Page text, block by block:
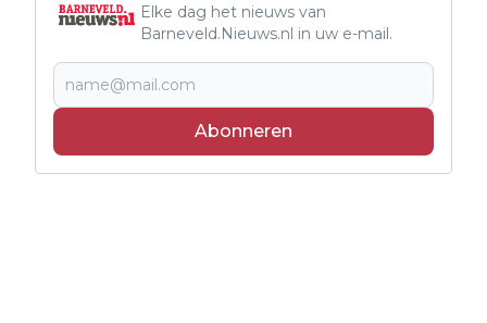
Elke dag het nieuws van
Barneveld.Nieuws.nl in uw e-mail.
Abonneren